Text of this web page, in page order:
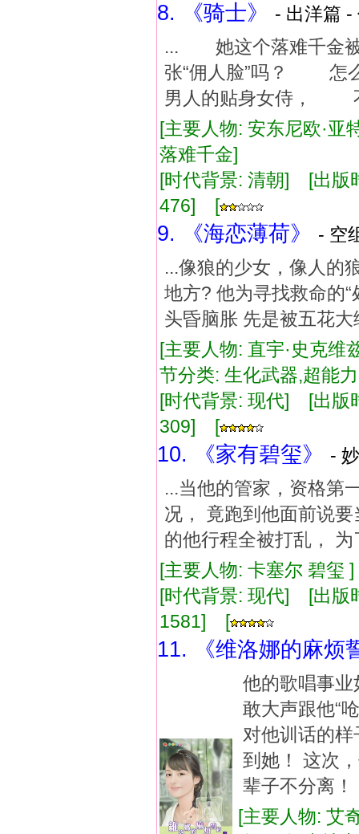
8. 《骑士》
- 出洋篇
... 她这个落难千金被
张“佣人脸”吗？ 怎
男人的贴身女侍，
[主要人物: 安东尼欧·
落难千金]
[时代背景: 清朝] [出
476] [
9. 《海恋薄荷》
- 空
...像狼的少女，像人的
地方? 他为寻找救命的
头昏脑胀 先是被五花
[主要人物: 直宇·史克
节分类: 生化武器,超能
[时代背景: 现代] [出
309] [
10. 《家有碧玺》
-
...当他的管家，资格第
况， 竟跑到他面前说
的他行程全被打乱，
[主要人物: 卡塞尔 碧
[时代背景: 现代] [出
1581] [
11. 《维洛娜的麻烦
他的歌唱事
敢大声跟他“
对他训话的
到她！ 这次
辈子不分离！
[主要人物: 艾